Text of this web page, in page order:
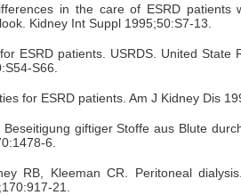
in the care of ESRD patients
Kidney Int Suppl 1995;50:S7-13.
ESRD patients. USRDS. United State
S66.
for ESRD patients. Am J Kidney Dis
giftiger Stoffe aus Blute
6.
RB, Kleeman CR. Peritoneal
21.